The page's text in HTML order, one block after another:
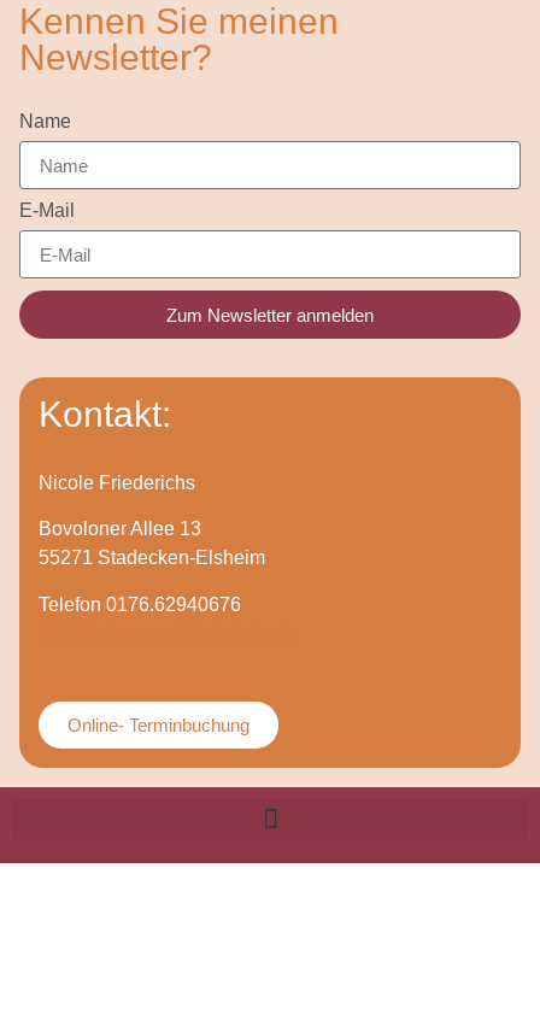
Kennen Sie meinen
Newsletter?
Name
E-Mail
Zum Newsletter anmelden
Kontakt:
Nicole Friederichs
Bovoloner Allee 13
55271 Stadecken-Elsheim
Telefon 0176.62940676
Online- Terminbuchung